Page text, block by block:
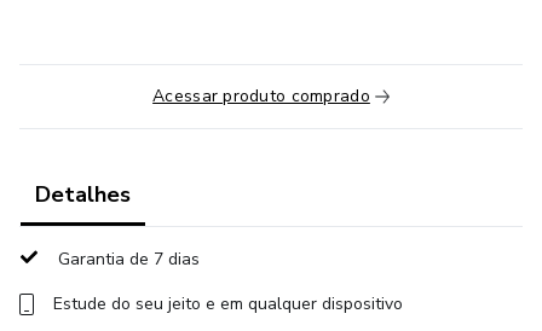
Acessar produto comprado
Detalhes
Garantia de 7 dias
Estude do seu jeito e em qualquer dispositivo